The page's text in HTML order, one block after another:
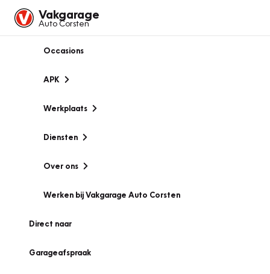
Vakgarage
Auto Corsten
Occasions
APK
Werkplaats
Diensten
Over ons
Werken bij Vakgarage Auto Corsten
Direct naar
Garageafspraak